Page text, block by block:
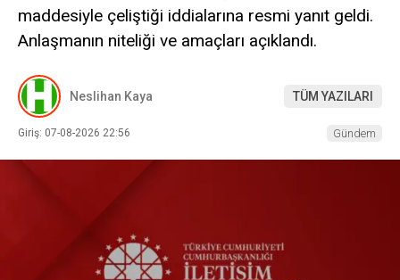
maddesiyle çeliştiği iddialarına resmi yanıt geldi.
Anlaşmanın niteliği ve amaçları açıklandı.
Neslihan Kaya TÜM YAZILARI
Giriş: 07-08-2026 22:56 Gündem